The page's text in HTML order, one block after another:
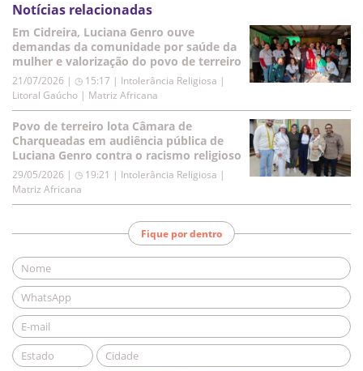
Notícias relacionadas
Em Cidreira, Luciana Genro ouve
demandas da comunidade por saúde da
mulher e valorização do povo de terreiro
21/07/2026 | ◷ 15:17 | Intolerância Religiosa |
Litoral Gaúcho | Matriz Africana
Povo de terreiro lota Câmara de
Charqueadas em audiência pública de
Luciana Genro contra o racismo religioso
29/05/2026 | ◷ 19:21 | Intolerância Religiosa |
Matriz Africana
Fique por dentro